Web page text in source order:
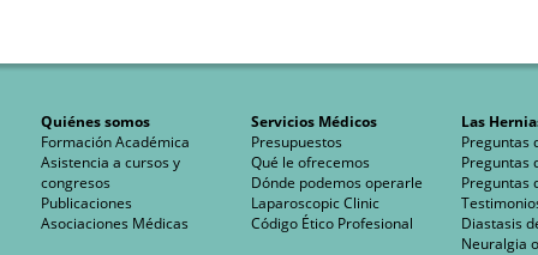
Quiénes somos
Formación Académica
Asistencia a cursos y
congresos
Publicaciones
Asociaciones Médicas
Servicios Médicos
Presupuestos
Qué le ofrecemos
Dónde podemos operarle
Laparoscopic Clinic
Código Ético Profesional
Las
Preguntas
Preguntas
Preguntas
Diastasis
Neuralgia